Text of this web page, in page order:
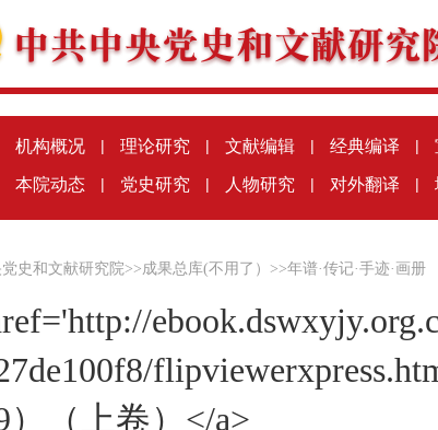
机构概况 | 理论研究 | 文献编辑 | 经典编译 |
本院动态 | 党史研究 | 人物研究 | 对外翻译 |
史和文献研究院>>成果总库(不用了） >>年谱·传记·手迹·画册
）（上卷）</a>